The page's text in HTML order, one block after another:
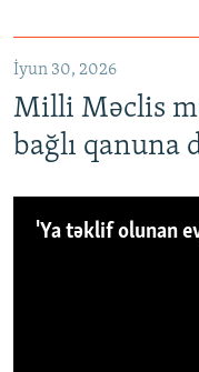
İyun 30, 2026
Milli Məclis
bağlı qanuna